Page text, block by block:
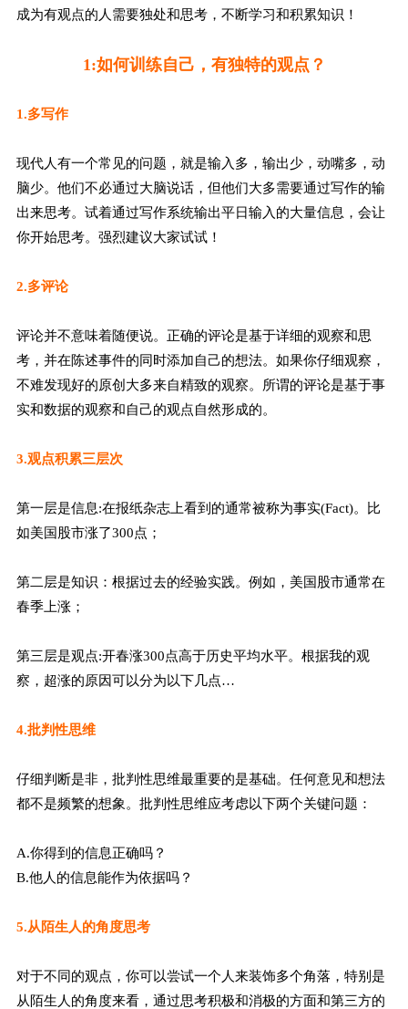
成为有观点的人需要独处和思考，不断学习和积累知识！
1:如何训练自己，有独特的观点？
1.多写作
现代人有一个常见的问题，就是输入多，输出少，动嘴多，动
脑少。他们不必通过大脑说话，但他们大多需要通过写作的输
出来思考。试着通过写作系统输出平日输入的大量信息，会让
你开始思考。强烈建议大家试试！
2.多评论
评论并不意味着随便说。正确的评论是基于详细的观察和思
考，并在陈述事件的同时添加自己的想法。如果你仔细观察，
不难发现好的原创大多来自精致的观察。所谓的评论是基于事
实和数据的观察和自己的观点自然形成的。
3.观点积累三层次
第一层是信息:在报纸杂志上看到的通常被称为事实(Fact)。比
如美国股市涨了300点；
第二层是知识：根据过去的经验实践。例如，美国股市通常在
春季上涨；
第三层是观点:开春涨300点高于历史平均水平。根据我的观
察，超涨的原因可以分为以下几点…
4.批判性思维
仔细判断是非，批判性思维最重要的是基础。任何意见和想法
都不是频繁的想象。批判性思维应考虑以下两个关键问题：
A.你得到的信息正确吗？
B.他人的信息能作为依据吗？
5.从陌生人的角度思考
对于不同的观点，你可以尝试一个人来装饰多个角落，特别是
从陌生人的角度来看，通过思考积极和消极的方面和第三方的